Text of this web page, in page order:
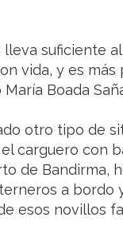
suficiente
vida, y es
Boada
otro tipo de
carguero con
de Bandirma,
a bordo
esos novillos